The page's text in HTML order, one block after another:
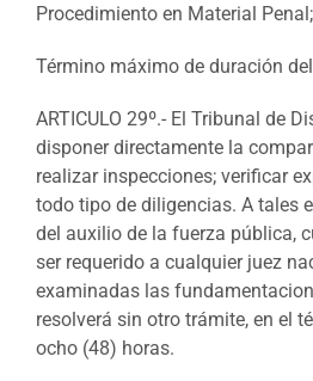
Procedimiento en Material Penal;
Término máximo de duración
ARTICULO 29º.- El Tribunal de
disponer directamente la
realizar inspecciones; verificar
todo tipo de diligencias. A tales
del auxilio de la fuerza pública,
ser requerido a cualquier juez
examinadas las
resolverá sin otro trámite, en el
ocho (48) horas.